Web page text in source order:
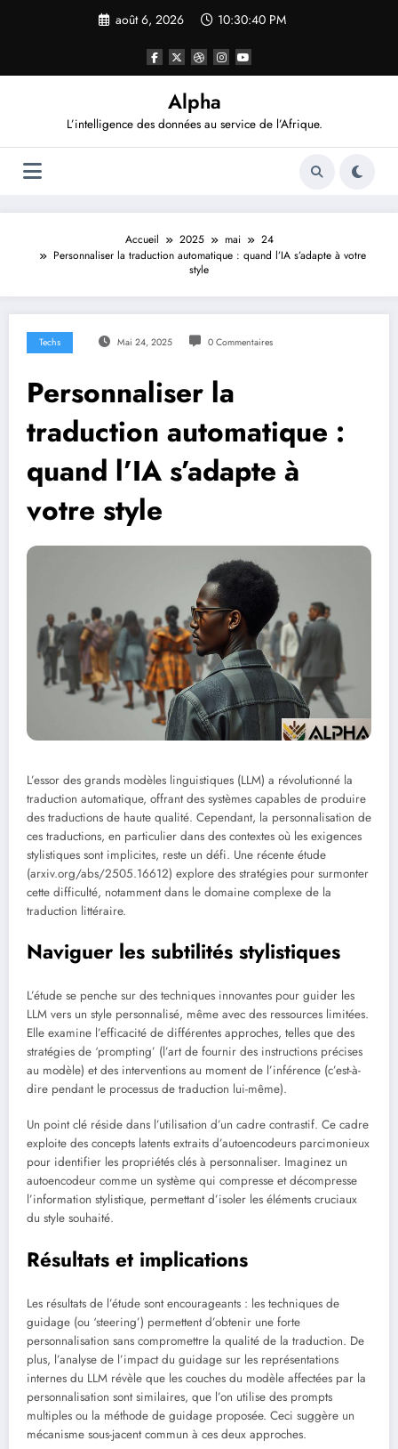
août 6, 2026 10:30:41 PM
Alpha
L’intelligence des données au service de l’Afrique.
Accueil 2025 mai
24
Personnaliser la traduction automatique : quand l’IA s’adapte à votre
style
Techs Mai 24, 2025 0 Commentaires
Personnaliser la
traduction automatique :
quand l’IA s’adapte à
votre style
L’essor des grands modèles linguistiques (LLM) a révolutionné la
traduction automatique, offrant des systèmes capables de produire
des traductions de haute qualité. Cependant, la personnalisation de
ces traductions, en particulier dans des contextes où les exigences
stylistiques sont implicites, reste un défi. Une récente étude
(arxiv.org/abs/2505.16612) explore des stratégies pour surmonter
cette difficulté, notamment dans le domaine complexe de la
traduction littéraire.
Naviguer les subtilités stylistiques
L’étude se penche sur des techniques innovantes pour guider les
LLM vers un style personnalisé, même avec des ressources limitées.
Elle examine l’efficacité de différentes approches, telles que des
stratégies de ‘prompting’ (l’art de fournir des instructions précises
au modèle) et des interventions au moment de l’inférence (c’est-à-
dire pendant le processus de traduction lui-même).
Un point clé réside dans l’utilisation d’un cadre contrastif. Ce cadre
exploite des concepts latents extraits d’autoencodeurs parcimonieux
pour identifier les propriétés clés à personnaliser. Imaginez un
autoencodeur comme un système qui compresse et décompresse
l’information stylistique, permettant d’isoler les éléments cruciaux
du style souhaité.
Résultats et implications
Les résultats de l’étude sont encourageants : les techniques de
guidage (ou ‘steering’) permettent d’obtenir une forte
personnalisation sans compromettre la qualité de la traduction. De
plus, l’analyse de l’impact du guidage sur les représentations
internes du LLM révèle que les couches du modèle affectées par la
personnalisation sont similaires, que l’on utilise des prompts
multiples ou la méthode de guidage proposée. Ceci suggère un
mécanisme sous-jacent commun à ces deux approches.